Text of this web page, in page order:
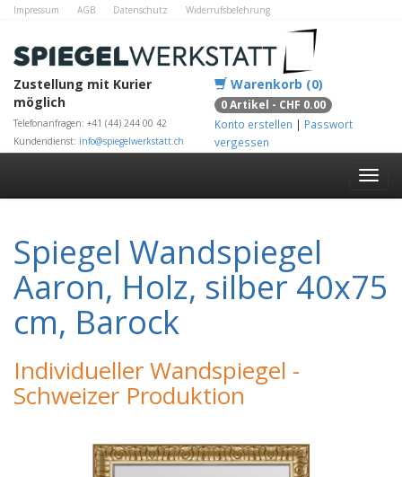
Impressum AGB Datenschutz
Widerrufsbelehrung
Zustellung mit Kurier
möglich
Telefonanfragen: +41 (44) 244 00 42
Kundendienst: info@spiegelwerkstatt.ch
Warenkorb (0)
0 Artikel - CHF 0.00
Konto erstellen | Passwort
vergessen
Spiegel Wandspiegel
Aaron, Holz, silber 40x75
cm, Barock
Individueller Wandspiegel -
Schweizer Produktion